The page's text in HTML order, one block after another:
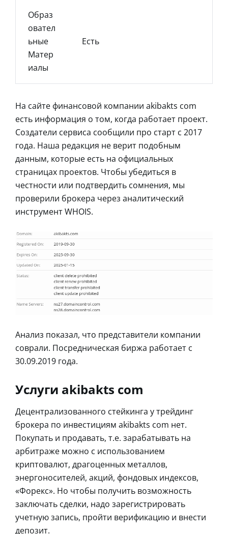
Образ
Овател
Ьные
Матер
Иалы
Есть
На сайте финансовой компании akibakts com
есть информация о том, когда работает проект.
Создатели сервиса сообщили про старт с 2017
года. Наша редакция не верит подобным
данным, которые есть на официальных
страницах проектов. Чтобы убедиться в
честности или подтвердить сомнения, мы
проверили брокера через аналитический
инструмент WHOIS.
Анализ показал, что представители компании
соврали. Посредническая биржа работает с
30.09.2019 года.
Услуги akibakts com
Децентрализованного стейкинга у трейдинг
брокера по инвестициям akibakts com нет.
Покупать и продавать, т.е. зарабатывать на
арбитраже можно с использованием
криптовалют, драгоценных металлов,
энергоносителей, акций, фондовых индексов,
«Форекс». Но чтобы получить возможность
заключать сделки, надо зарегистрировать
учетную запись, пройти верификацию и внести
депозит.